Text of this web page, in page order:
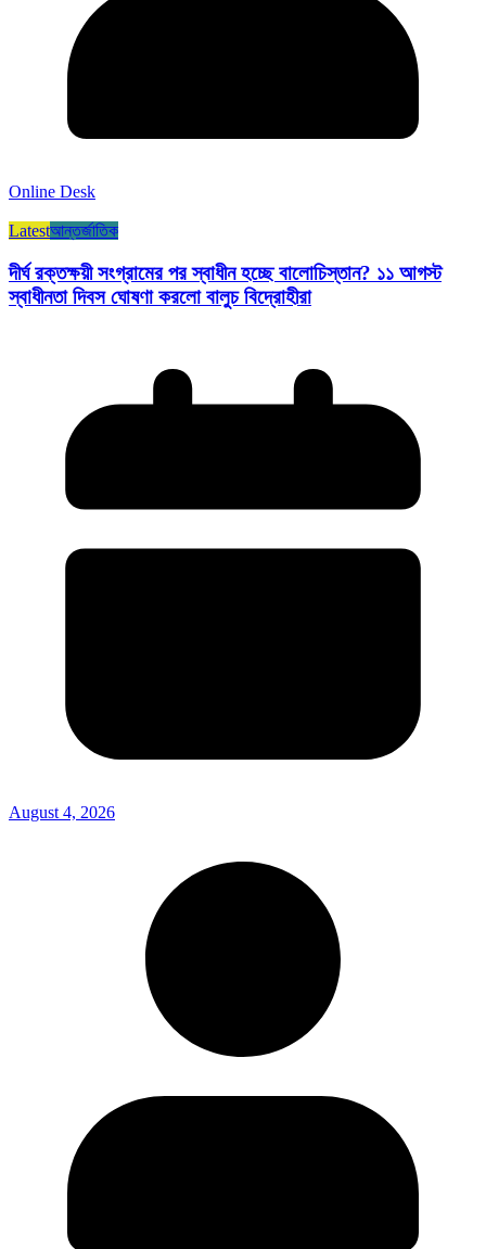
Online Desk
Latestআন্তর্জাতিক
দীর্ঘ রক্তক্ষয়ী সংগ্রামের পর স্বাধীন হচ্ছে বালোচিস্তান? ১১ আগস্ট
স্বাধীনতা দিবস ঘোষণা করলো বালুচ বিদ্রোহীরা
August 4, 2026